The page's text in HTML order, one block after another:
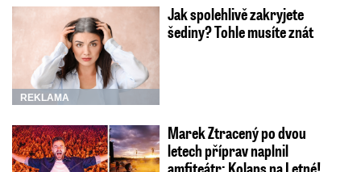
REKLAMA
Jak spolehlivě zakryjete
šediny? Tohle musíte znát
Marek Ztracený po dvou
letech příprav naplnil